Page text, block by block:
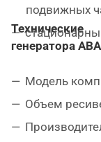
подвижных
Технические
генератора
Модель
Объем